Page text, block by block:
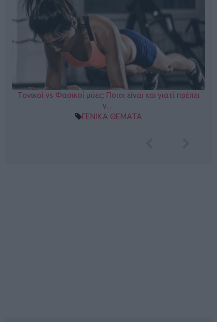
Τονικοί vs Φασικοί μύες: Ποιοι είναι και γιατί πρέπει
ν…
ΓΕΝΙΚΑ ΘΕΜΑΤΑ